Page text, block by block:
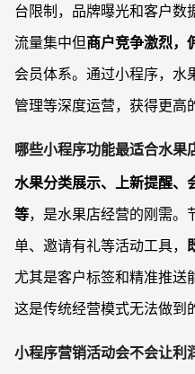
台限制，品牌曝光和客户数
流量集中但商户竞争激烈，
会员体系。通过小程序，水
管理等深度运营，获得更高
哪些小程序功能最适合水果
水果分类展示、上新提醒、
等，是水果店经营的刚需。
单、邀请有礼等活动工具，
尤其是客户标签和精准推送
这是传统经营模式无法做到
小程序营销活动会不会让利